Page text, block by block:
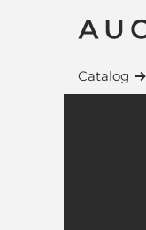
Catalog